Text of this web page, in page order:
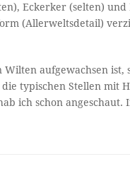
Eckerker (selten) und
(Allerweltsdetail)
Wilten aufgewachsen ist,
typischen Stellen mit
ich schon angeschaut.